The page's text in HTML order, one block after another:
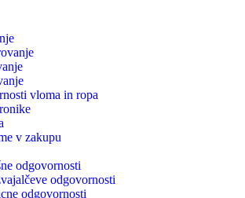
vloma in ropa
v zakupu
odgovornosti
odgovornosti
odgovornosti